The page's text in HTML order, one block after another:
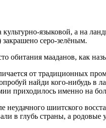
языковой, а на
серо-зелёным.
обитания мааданов, как
от традиционных
найди кого-нибудь в
приходилось именно на
шиитского
в глубь страны, а